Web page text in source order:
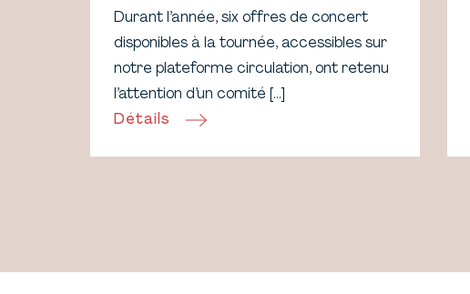
Durant l’année, six offres de concert
disponibles à la tournée, accessibles sur
notre plateforme circulation, ont retenu
l’attention d’un comité […]
Détails